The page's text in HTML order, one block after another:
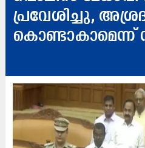
പ്രവേശിച്ചു,
കൊണ്ടാകാമെന്ന്